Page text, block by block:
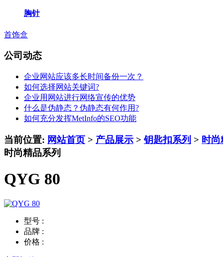
胸针
首饰盒
公司动态
企业网站应该多长时间备份一次？
如何选择网站关键词?
企业用网站进行网络宣传的优势
什么是伪静态？伪静态有何作用?
如何充分发挥MetInfo的SEO功能
当前位置: 网站首页 > 产品展示 >钥匙扣系列 > 时尚
时尚精品系列
QYG 80
型号 :
品牌 :
价格 :